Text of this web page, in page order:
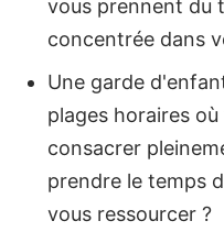
vous prennent du
concentrée dans
Une garde
plages horaires
consacrer
prendre le temps
vous ressourcer ?